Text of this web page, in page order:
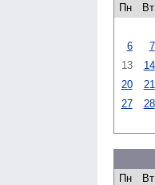
Пн
Вт
6
7
13
14
20
21
27
28
Пн
Вт